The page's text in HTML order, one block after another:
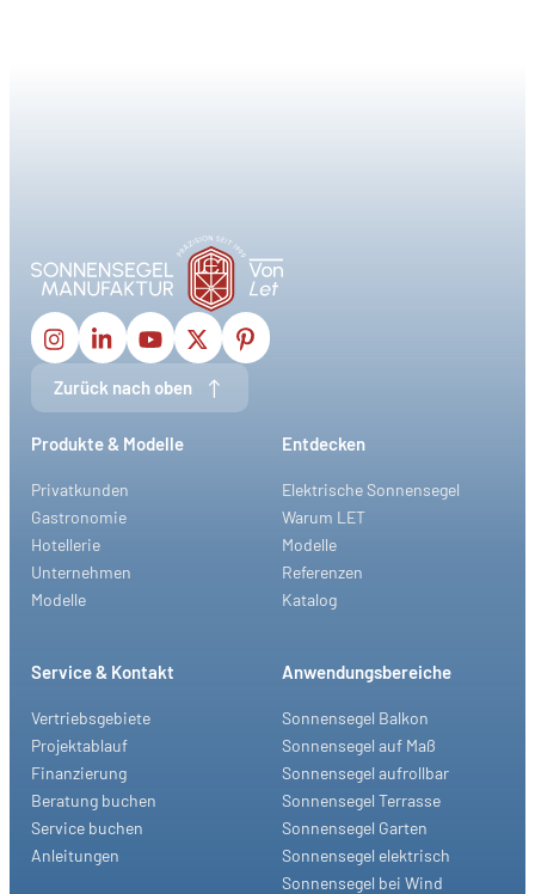
Zurück nach oben
Produkte & Modelle
Privatkunden
Gastronomie
Hotellerie
Unternehmen
Modelle
Entdecken
Elektrische Sonnensegel
Warum LET
Modelle
Referenzen
Katalog
Service & Kontakt
Vertriebsgebiete
Projektablauf
Finanzierung
Beratung buchen
Service buchen
Anleitungen
Anwendungsbereiche
Sonnensegel Balkon
Sonnensegel auf Maß
Sonnensegel aufrollbar
Sonnensegel Terrasse
Sonnensegel Garten
Sonnensegel elektrisch
Sonnensegel bei Wind